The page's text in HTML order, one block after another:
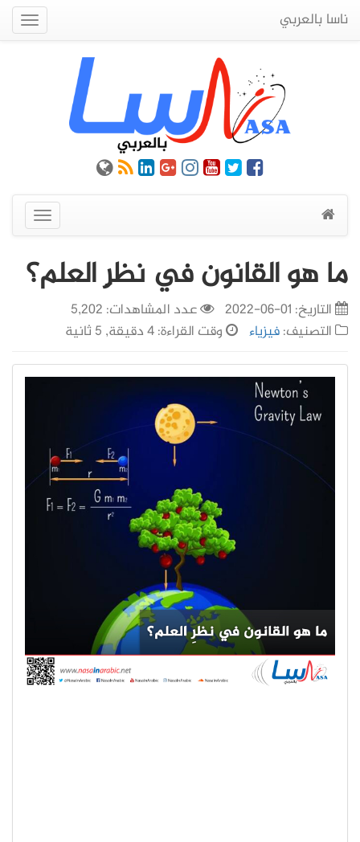
ناسا بالعربي
عرض
القائمة
ما هو القانون في نظرِ العلم؟
التاريخ: 01-06-2022
عدد المشاهدات: 5,202
التصنيف:فيزياء وقت القراءة: 4 دقيقة, 5 ثانية